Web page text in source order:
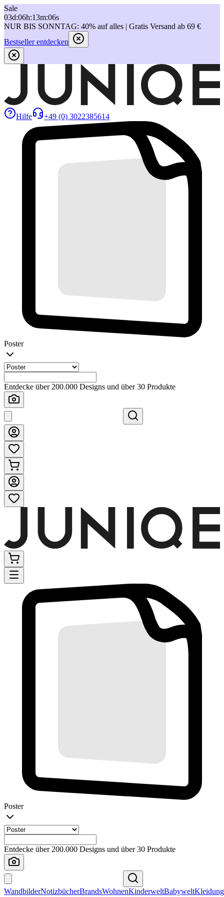
Sale
03d:06h:13m:06s
NUR BIS SONNTAG: 40% auf alles | Gratis Versand ab 69 €
Bestseller entdecken
Hilfe +49 (0) 3022385614
Poster
Entdecke über 200.000 Designs und über 30 Produkte
Poster
Entdecke über 200.000 Designs und über 30 Produkte
WandbilderNotizbücherBrandsWohnenKinderweltBabyweltKleidung